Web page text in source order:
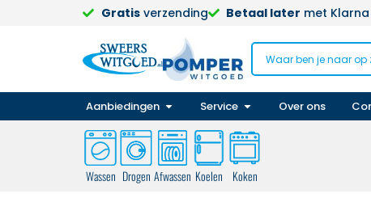
Gratisverzending Betaal later met
Aanbiedingen Service Over ons
Wassen Drogen Afwassen Koelen Koken